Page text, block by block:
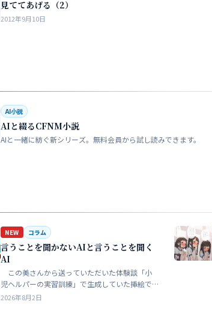
見ててあげる（2）
2012年9月10日
AI小説
AIと綴るCFNM小説
AIと一緒に紡ぐ新シリーズ。無料会員から試し読みできます。
NEW コラム
言うことを聞かないAIと言うことを聞く
AI
この美さんから送っていただいた体験談「小
児ヘルパーの実習訓練」で生成していた挿絵で
ある。AIというのは、どうしても細部が苦手でト
2026年8月2日